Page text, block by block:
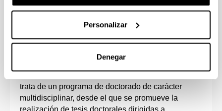
Personalizar
Denegar
Hegoa y los Departamentos de Economía Aplicada
Derecho de la Empresa y el Instituo GEZKI.
Está orientado a la formación de investigadores e
investigadoras en las materias relacionadas con las
trata de un programa de doctorado de carácter
multidisciplinar, desde el que se promueve la